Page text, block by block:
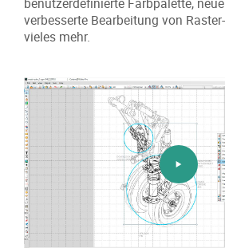
verbesserte Bearbeitung von
vieles mehr.